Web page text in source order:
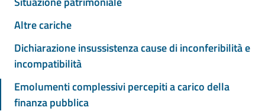
Altre cariche
Dichiarazione insussistenza cause di inconferibilità e
incompatibilità
Emolumenti complessivi percepiti a carico della
finanza pubblica